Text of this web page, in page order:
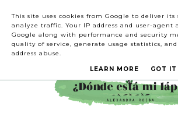
This site uses cookies from Google to deliver its
analyze traffic. Your IP address and user-agent
Google along with performance and security
quality of service, generate usage statistics,
address abuse.
LEARN MORE GOT IT